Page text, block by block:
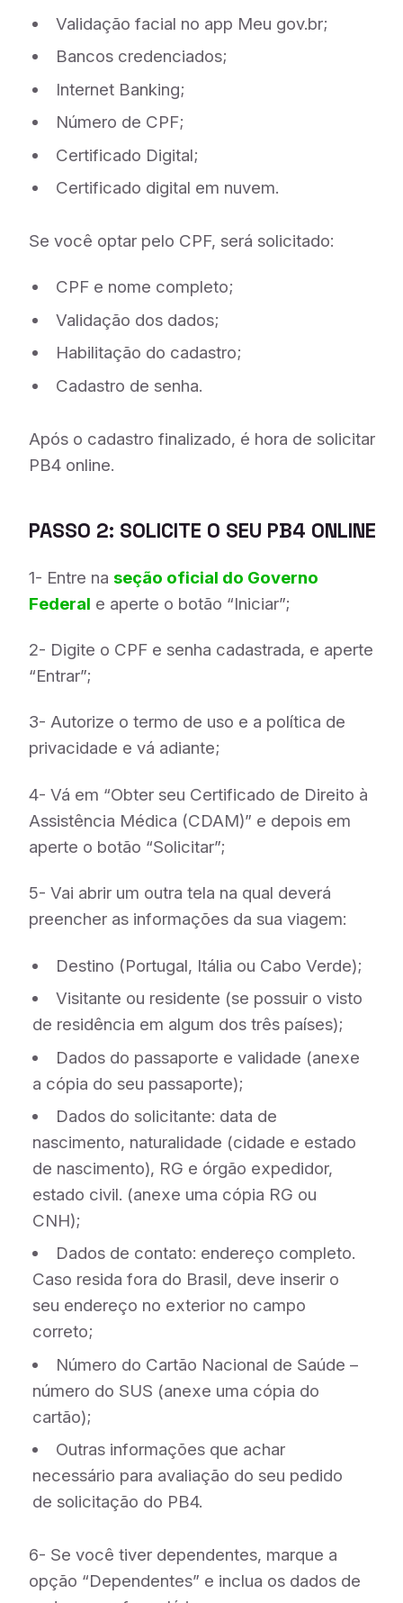
Validação facial no app Meu gov.br;
Bancos credenciados;
Internet Banking;
Número de CPF;
Certificado Digital;
Certificado digital em nuvem.
Se você optar pelo CPF, será solicitado:
CPF e nome completo;
Validação dos dados;
Habilitação do cadastro;
Cadastro de senha.
Após o cadastro finalizado, é hora de solicitar
PB4 online.
PASSO 2: SOLICITE O SEU PB4 ONLINE
1- Entre na seção oficial do Governo
Federal e aperte o botão “Iniciar”;
2- Digite o CPF e senha cadastrada, e aperte
“Entrar”;
3- Autorize o termo de uso e a política de
privacidade e vá adiante;
4- Vá em “Obter seu Certificado de Direito à
Assistência Médica (CDAM)” e depois em
aperte o botão “Solicitar”;
5- Vai abrir um outra tela na qual deverá
preencher as informações da sua viagem:
Destino (Portugal, Itália ou Cabo Verde);
Visitante ou residente (se possuir o visto
de residência em algum dos três países);
Dados do passaporte e validade (anexe
a cópia do seu passaporte);
Dados do solicitante: data de
nascimento, naturalidade (cidade e estado
de nascimento), RG e órgão expedidor,
estado civil. (anexe uma cópia RG ou
CNH);
Dados de contato: endereço completo.
Caso resida fora do Brasil, deve inserir o
seu endereço no exterior no campo
correto;
Número do Cartão Nacional de Saúde –
número do SUS (anexe uma cópia do
cartão);
Outras informações que achar
necessário para avaliação do seu pedido
de solicitação do PB4.
6- Se você tiver dependentes, marque a
opção “Dependentes” e inclua os dados de